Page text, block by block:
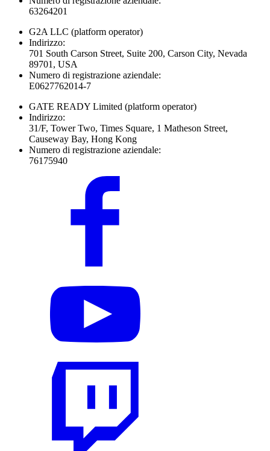
63264201
G2A LLC (platform operator)
Indirizzo:
701 South Carson Street, Suite 200, Carson City, Nevada
89701, USA
Numero di registrazione aziendale:
E0627762014-7
GATE READY Limited (platform operator)
Indirizzo:
31/F, Tower Two, Times Square, 1 Matheson Street,
Causeway Bay, Hong Kong
Numero di registrazione aziendale:
76175940